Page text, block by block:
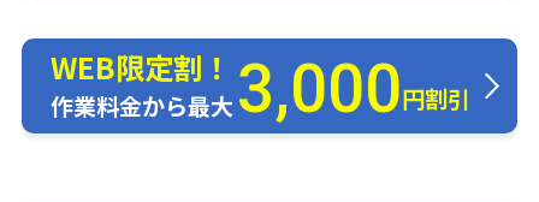
WEB限定割！
作業料金から最大3,000円割引